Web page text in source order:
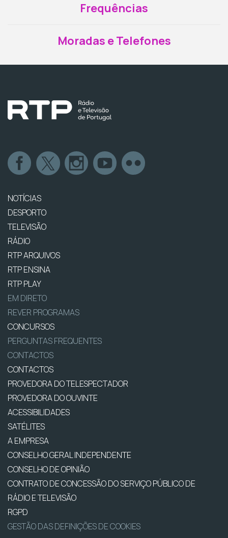
Frequências
Moradas e Telefones
NOTÍCIAS
DESPORTO
TELEVISÃO
RÁDIO
RTP ARQUIVOS
RTP ENSINA
RTP PLAY
EM DIRETO
REVER PROGRAMAS
CONCURSOS
PERGUNTAS FREQUENTES
CONTACTOS
CONTACTOS
PROVEDORA DO TELESPECTADOR
PROVEDORA DO OUVINTE
ACESSIBILIDADES
SATÉLITES
A EMPRESA
CONSELHO GERAL INDEPENDENTE
CONSELHO DE OPINIÃO
CONTRATO DE CONCESSÃO DO SERVIÇO PÚBLICO DE
RÁDIO E TELEVISÃO
RGPD
GESTÃO DAS DEFINIÇÕES DE COOKIES